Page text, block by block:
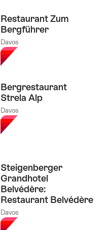
Restaurant Zum
Bergführer
Davos
Bergrestaurant
Strela Alp
Davos
Steigenberger
Grandhotel
Belvédère:
Restaurant Belvédère
Davos